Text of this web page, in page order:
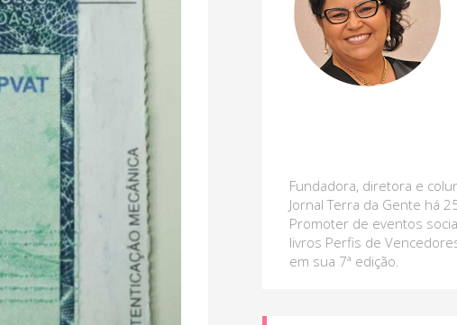
Fundadora, diretora e
Jornal Terra da Gente há
Promoter de eventos
livros Perfis de
em sua 7ª edição.